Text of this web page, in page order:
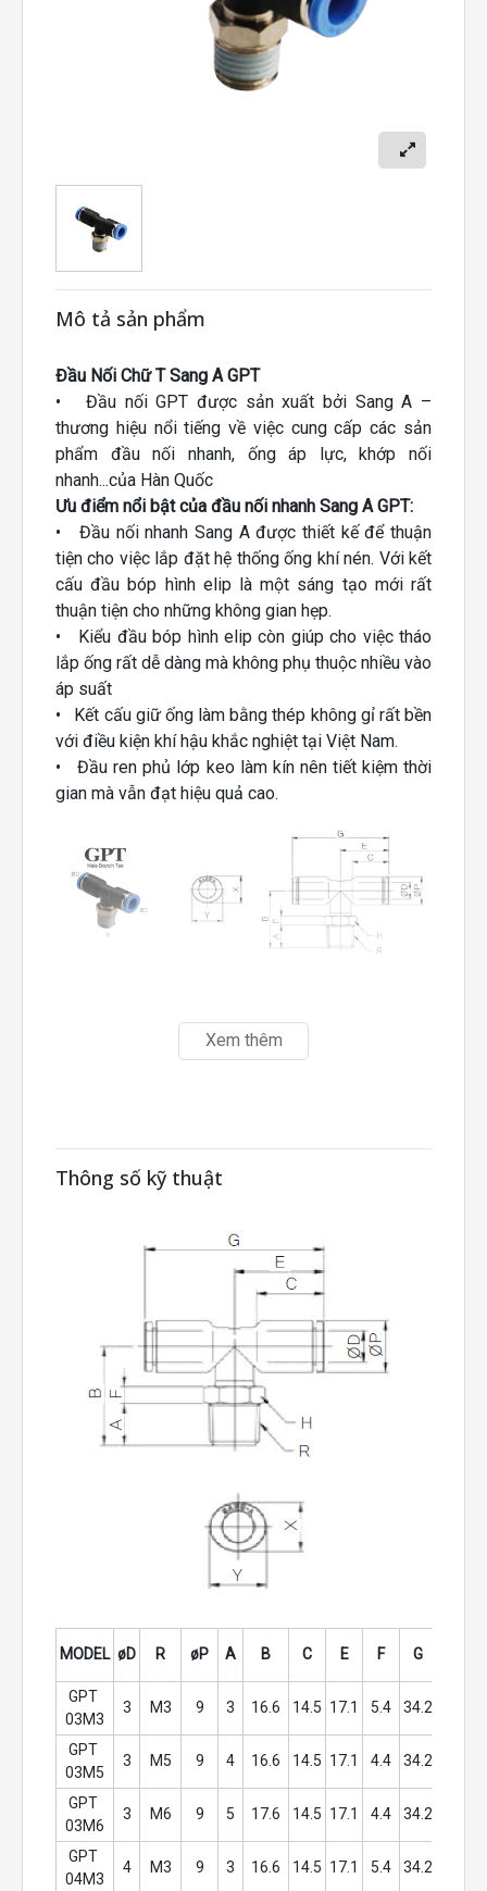
Mô tả sản phẩm
Đầu Nối Chữ T Sang A GPT
• Đầu nối GPT được sản xuất bởi Sang A –
thương hiệu nổi tiếng về việc cung cấp các sản
phẩm đầu nối nhanh, ống áp lực, khớp nối
nhanh...của Hàn Quốc
Ưu điểm nổi bật của đầu nối nhanh Sang A GPT:
• Đầu nối nhanh Sang A được thiết kế để thuận
tiện cho việc lắp đặt hệ thống ống khí nén. Với kết
cấu đầu bóp hình elip là một sáng tạo mới rất
thuận tiện cho những không gian hẹp.
• Kiểu đầu bóp hình elip còn giúp cho việc tháo
lắp ống rất dễ dàng mà không phụ thuộc nhiều vào
áp suất
• Kết cấu giữ ống làm bằng thép không gỉ rất bền
với điều kiện khí hậu khắc nghiệt tại Việt Nam.
• Đầu ren phủ lớp keo làm kín nên tiết kiệm thời
gian mà vẫn đạt hiệu quả cao.
Xem thêm
Thông số kỹ thuật
MODEL øD R øP A B C E F G
GPT
03M3
3 M3 9 3 16.6 14.5 17.1 5.4 34.2
GPT
03M5
3 M5 9 4 16.6 14.5 17.1 4.4 34.2
GPT
03M6
3 M6 9 5 17.6 14.5 17.1 4.4 34.2
GPT
04M3
4 M3 9 3 16.6 14.5 17.1 5.4 34.2